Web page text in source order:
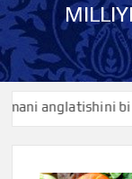
anglatishini